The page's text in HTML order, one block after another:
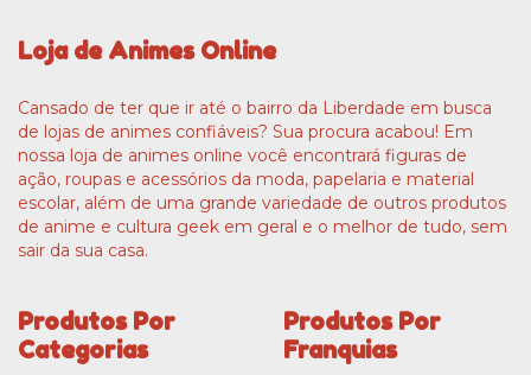
Loja de Animes Online
Cansado de ter que ir até o bairro da Liberdade em busca
de lojas de animes confiáveis? Sua procura acabou! Em
nossa loja de animes online você encontrará figuras de
ação, roupas e acessórios da moda, papelaria e material
escolar, além de uma grande variedade de outros produtos
de anime e cultura geek em geral e o melhor de tudo, sem
sair da sua casa.
Produtos Por
Categorias
Produtos Por
Franquias